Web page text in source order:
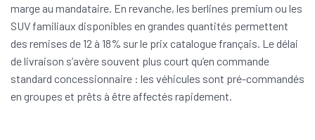
marge au mandataire. En revanche, les berlines premium ou les
SUV familiaux disponibles en grandes quantités permettent
des remises de 12 à 18% sur le prix catalogue français. Le délai
de livraison s’avère souvent plus court qu’en commande
standard concessionnaire : les véhicules sont pré-commandés
en groupes et prêts à être affectés rapidement.